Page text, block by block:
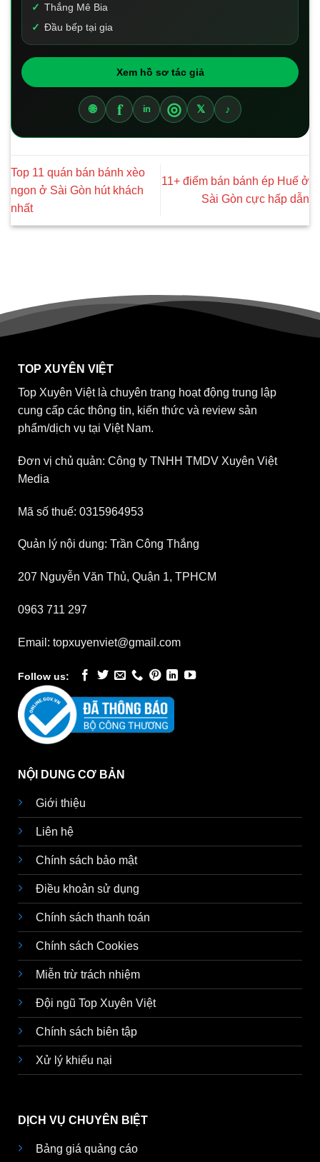
Thắng Mê Bia
Đầu bếp tại gia
Xem hồ sơ tác giả
🌐 f in ◎ 𝕏 ♪
Top 11 quán bán bánh xèo
ngon ở Sài Gòn hút khách
nhất
11+ điểm bán bánh ép Huế ở
Sài Gòn cực hấp dẫn
TOP XUYÊN VIỆT
Top Xuyên Việt là chuyên trang hoạt động trung lập
cung cấp các thông tin, kiến thức và review sản
phẩm/dịch vụ tại Việt Nam.
Đơn vị chủ quản: Công ty TNHH TMDV Xuyên Việt
Media
Mã số thuế: 0315964953
Quản lý nội dung: Trần Công Thắng
207 Nguyễn Văn Thủ, Quận 1, TPHCM
0963 711 297
Email: topxuyenviet@gmail.com
Follow us:
NỘI DUNG CƠ BẢN
Giới thiệu
Liên hệ
Chính sách bảo mật
Điều khoản sử dụng
Chính sách thanh toán
Chính sách Cookies
Miễn trừ trách nhiệm
Đội ngũ Top Xuyên Việt
Chính sách biên tập
Xử lý khiếu nại
DỊCH VỤ CHUYÊN BIỆT
Bảng giá quảng cáo